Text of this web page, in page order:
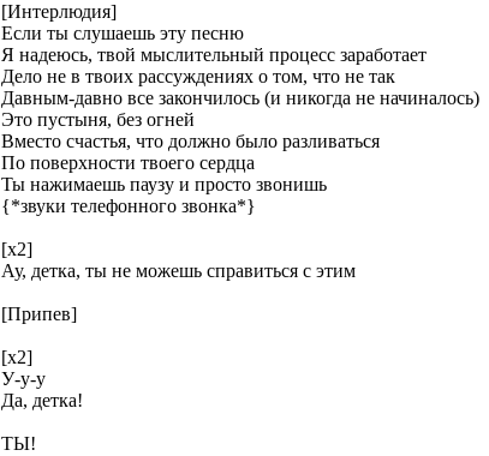
[Интерлюдия]
Если ты слушаешь эту песню
Я надеюсь, твой мыслительный процесс заработает
Дело не в твоих рассуждениях о том, что не так
Давным-давно все закончилось (и никогда не начиналось)
Это пустыня, без огней
Вместо счастья, что должно было разливаться
По поверхности твоего сердца
Ты нажимаешь паузу и просто звонишь
{*звуки телефонного звонка*}
[x2]
Ау, детка, ты не можешь справиться с этим
[Припев]
[x2]
У-у-у
Да, детка!
ТЫ!